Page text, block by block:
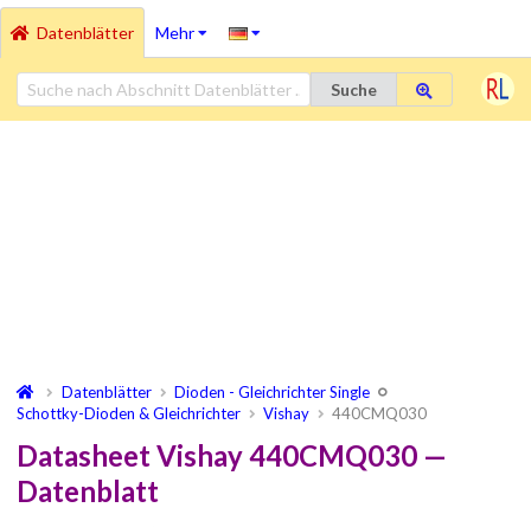
Datenblätter Mehr
Suche
Datenblätter
Dioden - Gleichrichter Single
Schottky-Dioden & Gleichrichter
Vishay 440CMQ030
Datasheet Vishay 440CMQ030 —
Datenblatt